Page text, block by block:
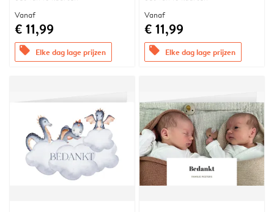
Vanaf
€ 11,99
offers Elke dag lage prijzen
Vanaf
€ 11,99
offers Elke dag lage prijzen